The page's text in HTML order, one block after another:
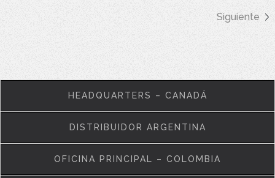
Siguiente
HEADQUARTERS – CANADÁ
DISTRIBUIDOR ARGENTINA
OFICINA PRINCIPAL – COLOMBIA